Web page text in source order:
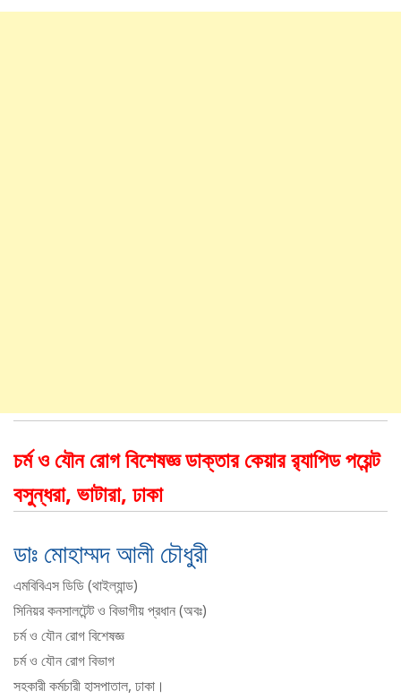
চর্ম ও যৌন রোগ বিশেষজ্ঞ ডাক্তার কেয়ার র‌্যাপিড পয়েন্ট
বসুন্ধরা, ভাটারা, ঢাকা
ডাঃ মোহাম্মদ আলী চৌধুরী
এমবিবিএস ডিডি (থাইল্যান্ড)
সিনিয়র কনসালটেন্ট ও বিভাগীয় প্রধান (অবঃ)
চর্ম ও যৌন রোগ বিশেষজ্ঞ
চর্ম ও যৌন রোগ বিভাগ
সহকারী কর্মচারী হাসপাতাল, ঢাকা।